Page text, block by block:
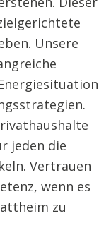
Unsere
jeden die
Vertrauen
wenn es
zu